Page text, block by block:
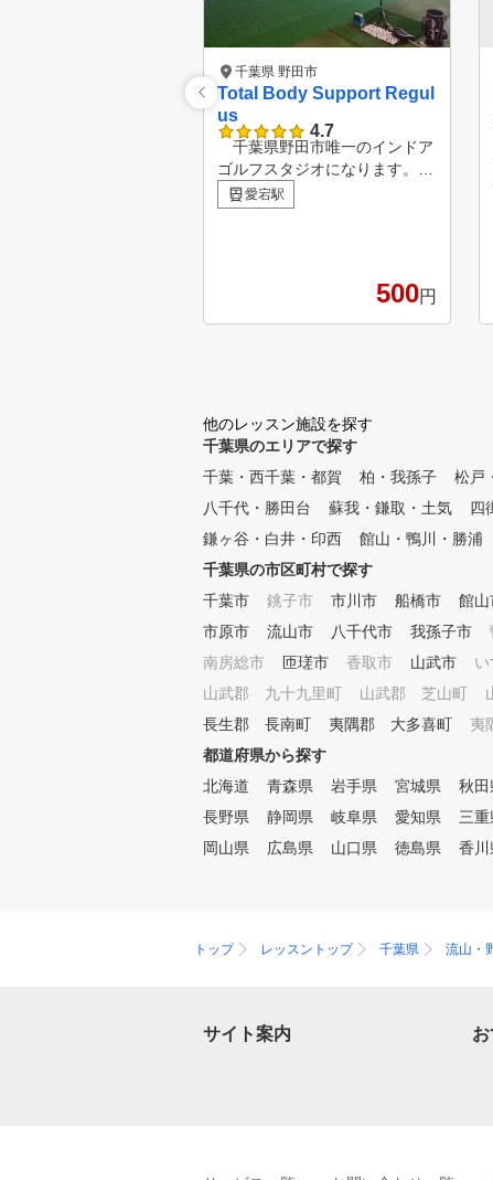
千葉県 野田市
Total Body Support Regul
us
4.7
千葉県野田市唯一のインドア
ゴルフスタジオになります。ま
た近隣地域内でも圧倒的な低コ
ストでご満足いただける施設に
礎から応用までお客様のレベル
に応じたレッスンが実現可能に
パッティング練習まですべて使
い放題になっております。さら
に、全打席に高性能カメラを完
備しご自身のスイングが瞬時に
える事が可能となっております
。 そして、当店の最大の特
トレッチや筋力アップまたヨガ
やボディメンテナンス（整体や
リフレクソロジー）などといっ
も同時に行えるスタジオとなっ
ており、パーソナルトレーニン
グやパーソナルストレッチとい
った普段プロゴルファーが受け
ている施術もご体験でき、心技
体すべてにアプローチするスタ
愛宕駅
500円
他のレッスン施設を探す
千葉県のエリアで探す
千葉・西千葉・都賀
柏・我孫子 松戸
八千代・勝田台
蘇我・鎌取・土気 四
鎌ヶ谷・白井・印西
館山・鴨川・勝浦
千葉県の市区町村で探す
千葉市
銚子市 市川市 船橋市 館山
市原市
流山市 八千代市 我孫子市
南房総市
匝瑳市 香取市 山武市
山武郡 九十九里町
山武郡 芝山町
長生郡 長南町
夷隅郡 大多喜町 夷
都道府県から探す
北海道
青森県 岩手県 宮城県 秋田
長野県
静岡県 岐阜県 愛知県 三重
岡山県
広島県 山口県 徳島県 香川
トップ レッスントップ 千葉県 流山・
サイト案内